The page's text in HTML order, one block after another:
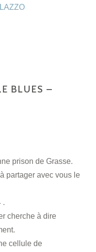
BLUES –
prison de Grasse.
partager avec vous le
.
cherche à dire
cellule de